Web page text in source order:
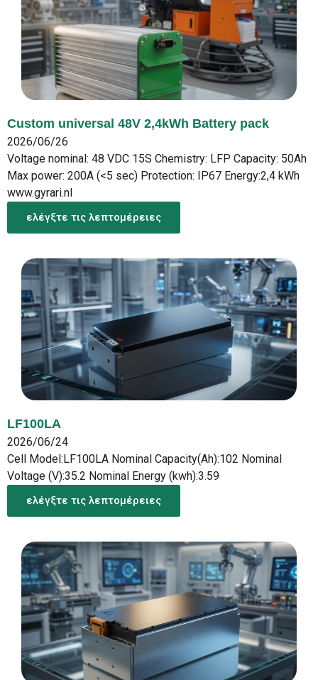
Custom universal 48V 2,4kWh Battery pack
2026/06/26
Voltage nominal: 48 VDC 15S Chemistry: LFP Capacity: 50Ah
Max power: 200A (<5 sec) Protection: IP67 Energy:2,4 kWh
www.gyrari.nl
ελέγξτε τις λεπτομέρειες
LF100LA
2026/06/24
Cell Model:LF100LA Nominal Capacity(Ah):102 Nominal
Voltage (V):35.2 Nominal Energy (kwh):3.59
ελέγξτε τις λεπτομέρειες